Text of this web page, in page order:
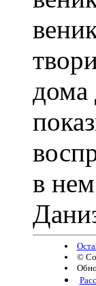
дома
в
©